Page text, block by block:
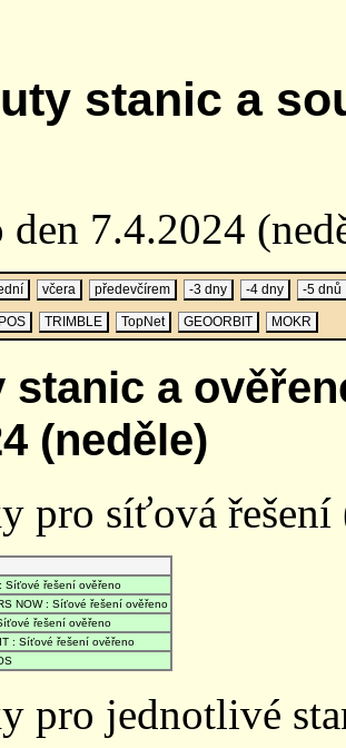
stanic a
den 7.4.2024
včera předevčírem -3 dny -4 dny -5 dnů
TRIMBLE TopNet GEOORBIT MOKR
stanic a
(neděle)
pro síťová
Síťové řešení ověřeno
NOW : Síťové řešení ověřeno
řešení ověřeno
: Síťové řešení ověřeno
pro jednotlivé